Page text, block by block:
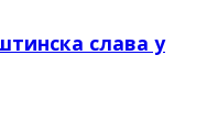
слава у